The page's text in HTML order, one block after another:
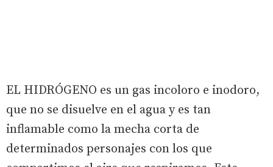
EL HIDRÓGENO es un gas incoloro e inodoro,
que no se disuelve en el agua y es tan
inflamable como la mecha corta de
determinados personajes con los que